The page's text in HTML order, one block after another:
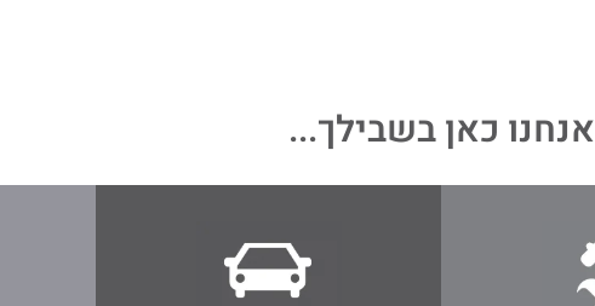
אנחנו כאן בשבילך...